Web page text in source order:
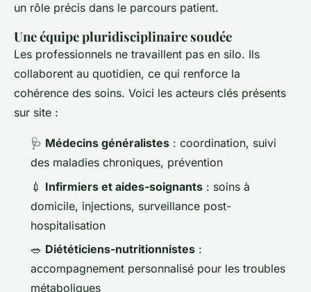
un rôle précis dans le parcours patient.
Une équipe pluridisciplinaire soudée
Les professionnels ne travaillent pas en silo. Ils
collaborent au quotidien, ce qui renforce la
cohérence des soins. Voici les acteurs clés présents
sur site :
🩺 Médecins généralistes : coordination, suivi
des maladies chroniques, prévention
💉 Infirmiers et aides-soignants : soins à
domicile, injections, surveillance post-
hospitalisation
🥗 Diététiciens-nutritionnistes :
accompagnement personnalisé pour les troubles
métaboliques